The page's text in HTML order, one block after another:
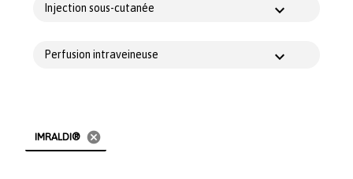
Injection sous-cutanée
Perfusion intraveineuse
IMRALDI® cancel